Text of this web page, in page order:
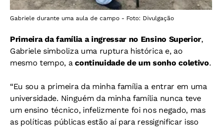
Gabriele durante uma aula de campo - Foto: Divulgação
Primeira da família a ingressar no Ensino Superior,
Gabriele simboliza uma ruptura histórica e, ao
mesmo tempo, acontinuidade de um sonho coletivo.
“Eu sou a primeira da minha família a entrar em uma
universidade. Ninguém da minha família nunca teve
um ensino técnico, infelizmente foi nos negado, mas
as políticas públicas estão aí para ressignificar isso